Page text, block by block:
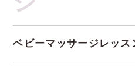
ベビーマッサージレッス